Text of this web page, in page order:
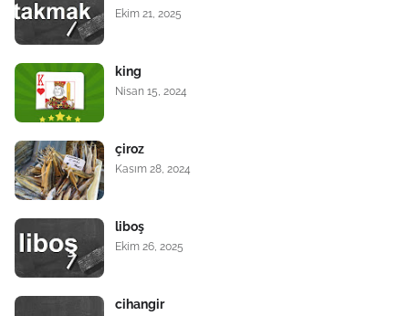
Ekim 21, 2025
king
Nisan 15, 2024
çiroz
Kasım 28, 2024
liboş
Ekim 26, 2025
cihangir